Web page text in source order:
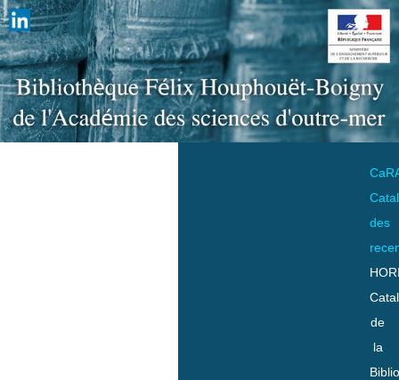
des
de
la